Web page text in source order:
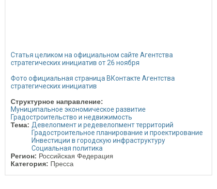
Статья целиком на официальном сайте Агентства
стратегических инициатив от 26 ноября
Фото официальная страница ВКонтакте Агентства
стратегических инициатив
Структурное направление:
Муниципальное экономическое развитие
Градостроительство и недвижимость
Тема: Девелопмент и редевелопмент территорий
Градостроительное планирование и проектирование
Инвестиции в городскую инфраструктуру
Социальная политика
Регион: Российская Федерация
Категория: Пресса